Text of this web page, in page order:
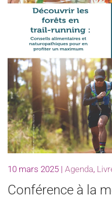
10 mars 2025 | Agenda,
Conférence à la